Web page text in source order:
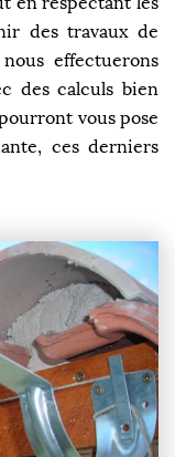
des travaux de
effectuerons
des calculs bien
vous pose
ces derniers